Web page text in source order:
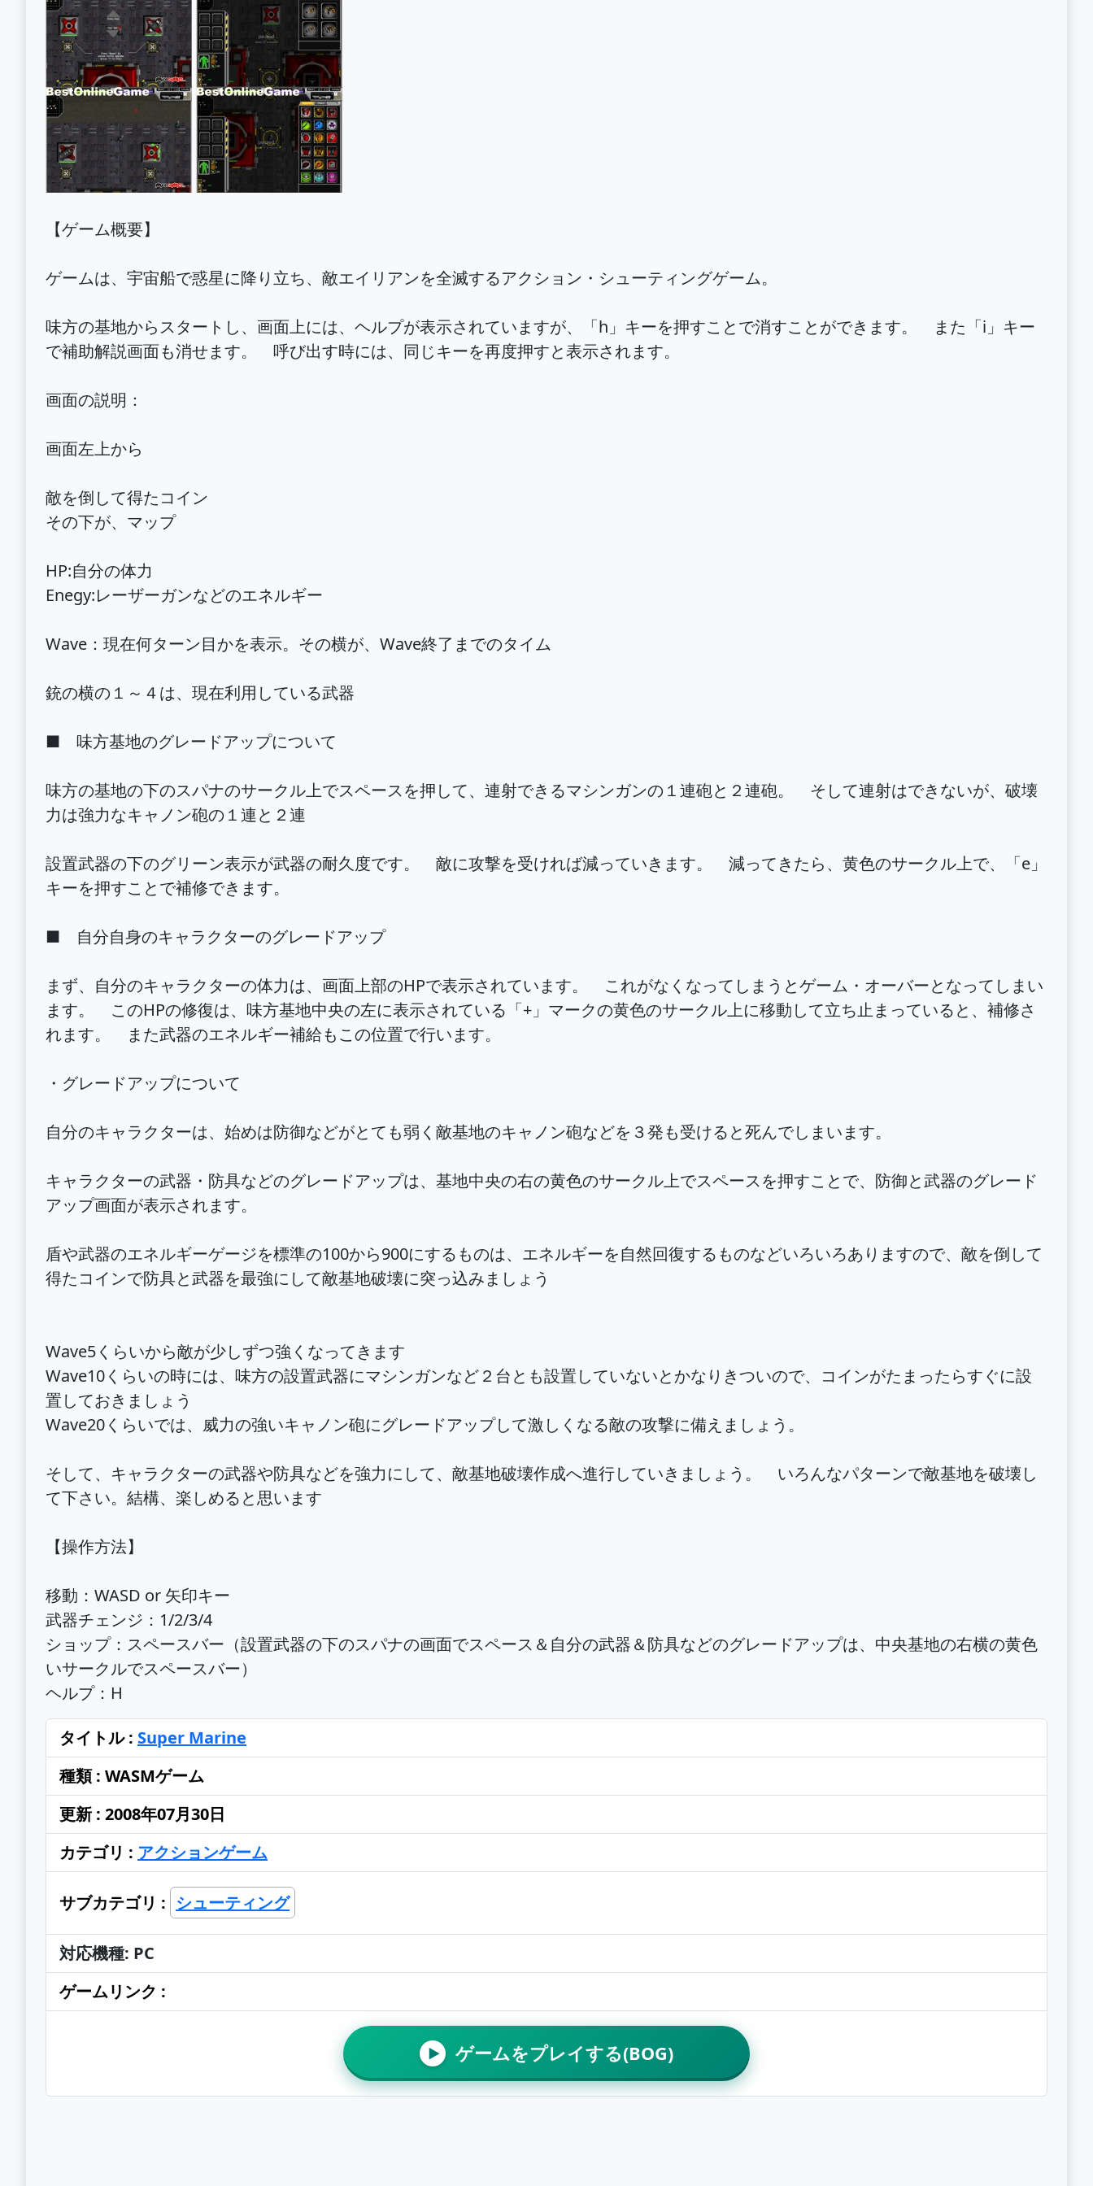
【ゲーム概要】
ゲームは、宇宙船で惑星に降り立ち、敵エイリアンを全滅するアクション・シューティングゲーム。
味方の基地からスタートし、画面上には、ヘルプが表示されていますが、「h」キーを押すことで消すことができます。 また「i」キー
で補助解説画面も消せます。 呼び出す時には、同じキーを再度押すと表示されます。
画面の説明：
画面左上から
敵を倒して得たコイン
その下が、マップ
HP:自分の体力
Enegy:レーザーガンなどのエネルギー
Wave：現在何ターン目かを表示。その横が、Wave終了までのタイム
銃の横の１～４は、現在利用している武器
■ 味方基地のグレードアップについて
味方の基地の下のスパナのサークル上でスペースを押して、連射できるマシンガンの１連砲と２連砲。 そして連射はできないが、破壊
力は強力なキャノン砲の１連と２連
設置武器の下のグリーン表示が武器の耐久度です。 敵に攻撃を受ければ減っていきます。 減ってきたら、黄色のサークル上で、「e」
キーを押すことで補修できます。
■ 自分自身のキャラクターのグレードアップ
まず、自分のキャラクターの体力は、画面上部のHPで表示されています。 これがなくなってしまうとゲーム・オーバーとなってしまい
ます。 このHPの修復は、味方基地中央の左に表示されている「+」マークの黄色のサークル上に移動して立ち止まっていると、補修さ
れます。 また武器のエネルギー補給もこの位置で行います。
・グレードアップについて
自分のキャラクターは、始めは防御などがとても弱く敵基地のキャノン砲などを３発も受けると死んでしまいます。
キャラクターの武器・防具などのグレードアップは、基地中央の右の黄色のサークル上でスペースを押すことで、防御と武器のグレード
アップ画面が表示されます。
盾や武器のエネルギーゲージを標準の100から900にするものは、エネルギーを自然回復するものなどいろいろありますので、敵を倒して
得たコインで防具と武器を最強にして敵基地破壊に突っ込みましょう
Wave5くらいから敵が少しずつ強くなってきます
Wave10くらいの時には、味方の設置武器にマシンガンなど２台とも設置していないとかなりきついので、コインがたまったらすぐに設
置しておきましょう
Wave20くらいでは、威力の強いキャノン砲にグレードアップして激しくなる敵の攻撃に備えましょう。
そして、キャラクターの武器や防具などを強力にして、敵基地破壊作成へ進行していきましょう。 いろんなパターンで敵基地を破壊し
て下さい。結構、楽しめると思います
【操作方法】
移動：WASD or 矢印キー
武器チェンジ：1/2/3/4
ショップ：スペースバー（設置武器の下のスパナの画面でスペース＆自分の武器＆防具などのグレードアップは、中央基地の右横の黄色
いサークルでスペースバー）
ヘルプ：H
タイトル : Super Marine
種類 : WASMゲーム
更新 : 2008年07月30日
カテゴリ : アクションゲーム
サブカテゴリ : シューティング
対応機種: PC
ゲームリンク :
▶ ゲームをプレイする(BOG)